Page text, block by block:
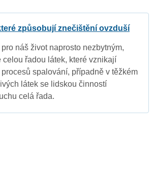
způsobují znečištění ovzduší
náš život naprosto nezbytným,
řadou látek, které vznikají
spalování, případně v těžkém
látek se lidskou činností
celá řada.